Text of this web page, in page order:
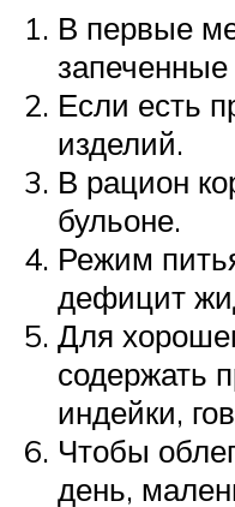
В первые
Если есть
изделий.
В рацион
бульоне.
Режим
дефицит
Для
содержать
индейки,
Чтобы
день,